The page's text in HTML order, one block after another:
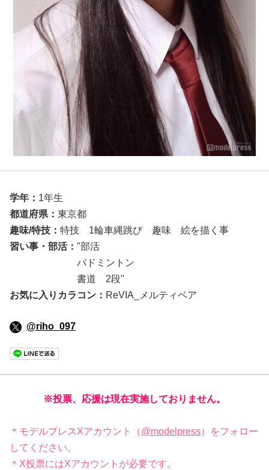
学年： 1年生
都道府県： 東京都
趣味/特技： 特技 1輪車縄跳び 趣味 絵を描く事
習い事・部活： "部活
バドミントン
書道 2段"
お気に入りカラコン ： ReVIA_メルティベア
@riho_097
※投票、応援は現在実施しておりません。
＊モデルプレスXアカウント（@modelpress）をフォロー
してください。
＊X投票にはXアカウントが必要です。